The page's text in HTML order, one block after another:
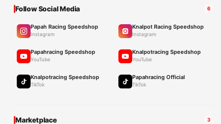
Follow Social Media 6
Papah Racing Speedshop
Instagram
Knalpot Racing Speedshop
Instagram
Papahracing Speedshop
YouTube
Knalpotracing Speedshop
YouTube
Knalpotracing Speedshop
TikTok
Papahracing Official
TikTok
Marketplace 3